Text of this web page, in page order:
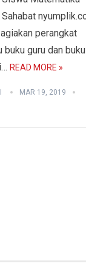
perangkat
guru dan buku
READ MORE »
MAR 19, 2019